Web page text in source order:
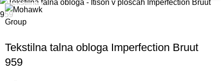
Tekstilna talna obloga Imperfection Bruut
959